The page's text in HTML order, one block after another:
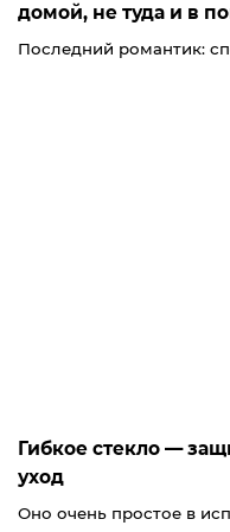
домой, не туда и в
Последний романтик:
Гибкое стекло —
уход
Оно очень простое в